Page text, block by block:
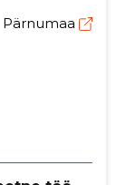
Pärnumaa